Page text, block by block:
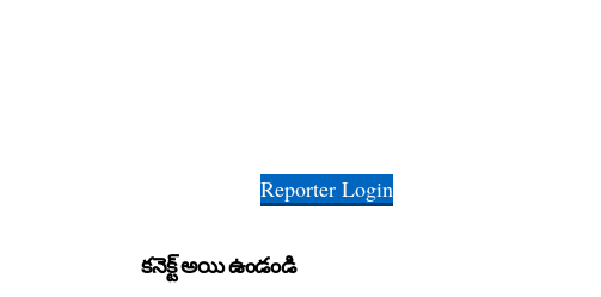
Reporter Login
కనెక్ట్ అయి ఉండండి